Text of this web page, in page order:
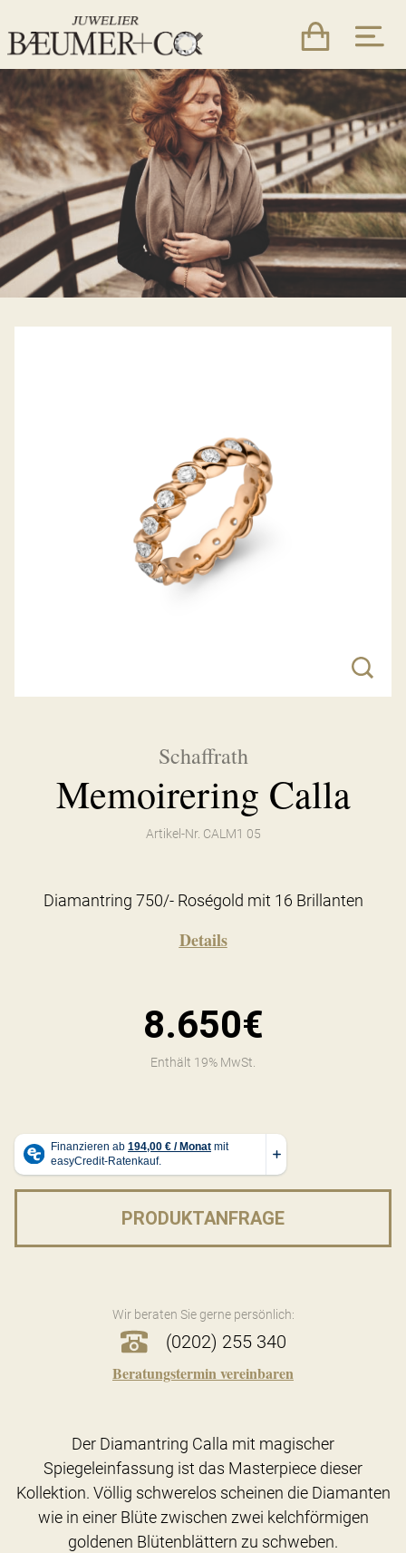
Schaffrath
Memoirering Calla
Artikel-Nr. CALM1 05
Diamantring 750/- Roségold mit 16 Brillanten
Details
8.650€
Enthält 19% MwSt.
PRODUKTANFRAGE
Wir beraten Sie gerne persönlich:
(0202) 255 340
Beratungstermin vereinbaren
Der Diamantring Calla mit magischer
Spiegeleinfassung ist das Masterpiece dieser
Kollektion. Völlig schwerelos scheinen die Diamanten
wie in einer Blüte zwischen zwei kelchförmigen
goldenen Blütenblättern zu schweben.